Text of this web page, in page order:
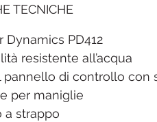
TECNICHE
PD412
resistente all’acqua
pannello di controllo con
per maniglie
a strappo